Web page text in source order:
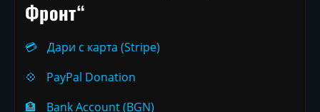
Фронт“
💳
Дари с карта (Stripe)
💠
PayPal Donation
🏦
Bank Account (BGN)